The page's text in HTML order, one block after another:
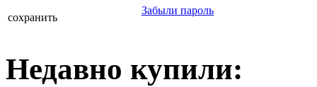
сохранить
Забыли пароль
Недавно купили: